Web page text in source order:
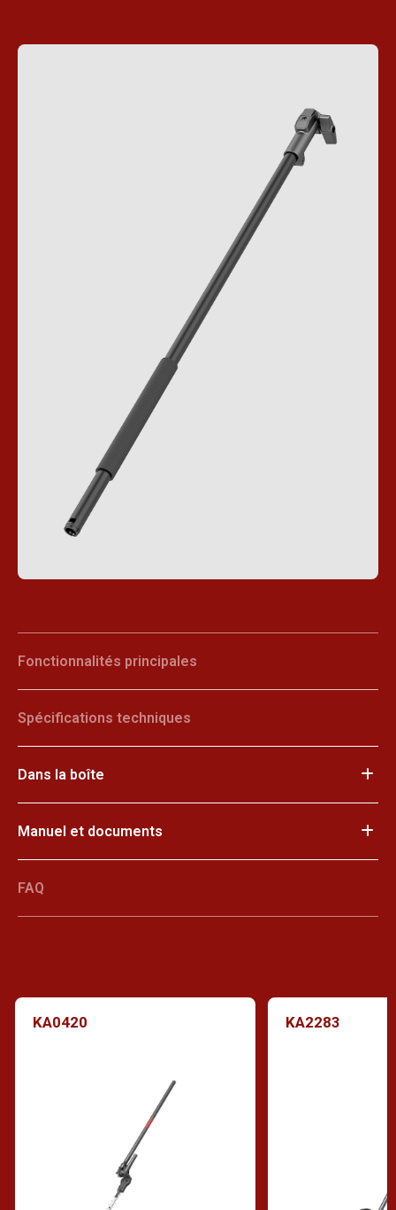
Fonctionnalités principales
Spécifications techniques
Dans la boîte
Manuel et documents
FAQ
KA0420 KA2283